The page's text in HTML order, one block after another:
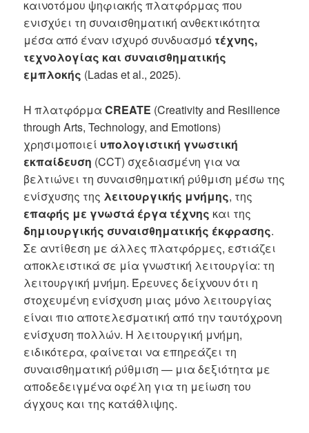
καινοτόμου ψηφιακής πλατφόρμας που
ενισχύει τη συναισθηματική ανθεκτικότητα
μέσα από έναν ισχυρό συνδυασμό τέχνης,
τεχνολογίας και συναισθηματικής
εμπλοκής (Ladas et al., 2025).
Η πλατφόρμαCREATE (Creativity and Resilience
through Arts, Technology, and Emotions)
χρησιμοποιεί υπολογιστική γνωστική
εκπαίδευση (CCT) σχεδιασμένη για να
βελτιώνει τη συναισθηματική ρύθμιση μέσω της
ενίσχυσης της λειτουργικής μνήμης, της
επαφής με γνωστά έργα τέχνης και της
δημιουργικής συναισθηματικής έκφρασης.
Σε αντίθεση με άλλες πλατφόρμες, εστιάζει
αποκλειστικά σε μία γνωστική λειτουργία: τη
λειτουργική μνήμη. Έρευνες δείχνουν ότι η
στοχευμένη ενίσχυση μιας μόνο λειτουργίας
είναι πιο αποτελεσματική από την ταυτόχρονη
ενίσχυση πολλών. Η λειτουργική μνήμη,
ειδικότερα, φαίνεται να επηρεάζει τη
συναισθηματική ρύθμιση — μια δεξιότητα με
αποδεδειγμένα οφέλη για τη μείωση του
άγχους και της κατάθλιψης.